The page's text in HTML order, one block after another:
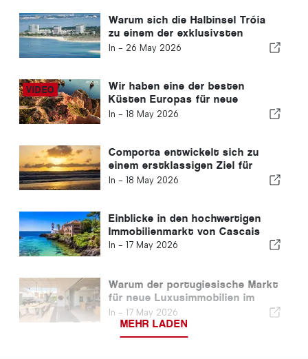
Warum sich die Halbinsel Tróia
zu einem der exklusivsten
Investitionsziele an Portugals
In - 26 May 2026
Wir haben eine der besten
Küsten Europas für neue
Luxuswohnungen erkundet
In - 18 May 2026
Comporta entwickelt sich zu
einem erstklassigen Ziel für
Luxusimmobilien und neue
In - 18 May 2026
Einblicke in den hochwertigen
Immobilienmarkt von Cascais
In - 17 May 2026
Warum der portugiesische Markt
für neue Luxusimmobilien im
Aufwind ist
In - 17 May 2026
MEHR LADEN